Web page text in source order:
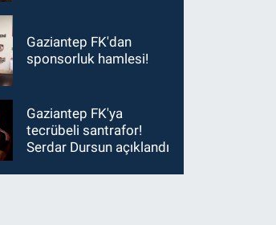
Gaziantep FK'dan
sponsorluk hamlesi!
Gaziantep FK'ya
tecrübeli santrafor!
Serdar Dursun açıklandı